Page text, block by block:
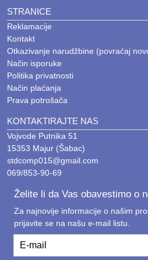
STRANICE
Reklamacije
Kontakt
Otkazivanje narudžbine (povraćaj
Način isporuke
Politika privatnosti
Način plaćanja
Prava potrošača
KONTAKTIRAJTE NAS
Vojvode Putnika 51
15353 Majur (Šabac)
stdcomp015@gmail.com
069/853-90-69
Želite li da Vas obavestimo o
Za najnovije informacije o našim
prijavite se na našu e-mail listu.
E-mail